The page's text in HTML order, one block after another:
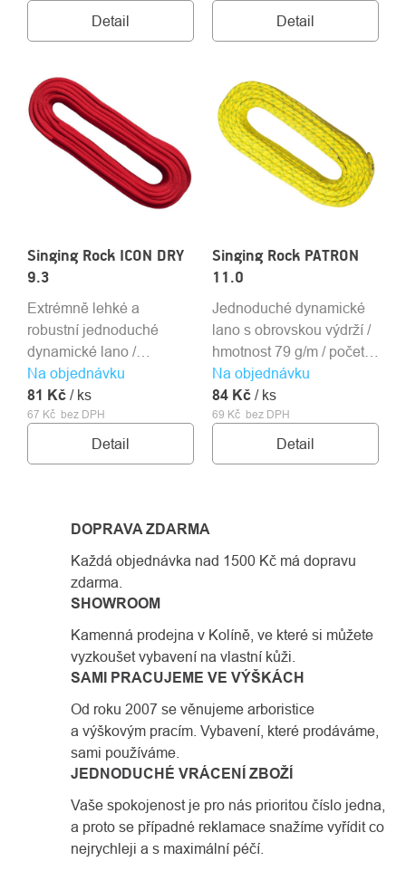
Detail Detail
Singing Rock ICON DRY
9.3
Na objednávku
67 Kč bez DPH
81 Kč / ks
Detail
Extrémně lehké a
robustní jednoduché
dynamické lano /
voděodolné / 57,6 g/m /
počet pádů 5 / R44 /
voděodolné / značení
Singing Rock PATRON
11.0
Na objednávku
69 Kč bez DPH
84 Kč / ks
Detail
Jednoduché dynamické
lano s obrovskou výdrží /
hmotnost 79 g/m / počet
pádů 16 / značení středu
DOPRAVA ZDARMA
Každá objednávka nad 1500 Kč má dopravu
zdarma.
SHOWROOM
Kamenná prodejna v Kolíně, ve které si můžete
vyzkoušet vybavení na vlastní kůži.
SAMI PRACUJEME VE VÝŠKÁCH
Od roku 2007 se věnujeme arboristice
a výškovým pracím. Vybavení, které prodáváme,
sami používáme.
JEDNODUCHÉ VRÁCENÍ ZBOŽÍ
Vaše spokojenost je pro nás prioritou číslo jedna,
a proto se případné reklamace snažíme vyřídit co
nejrychleji a s maximální péčí.